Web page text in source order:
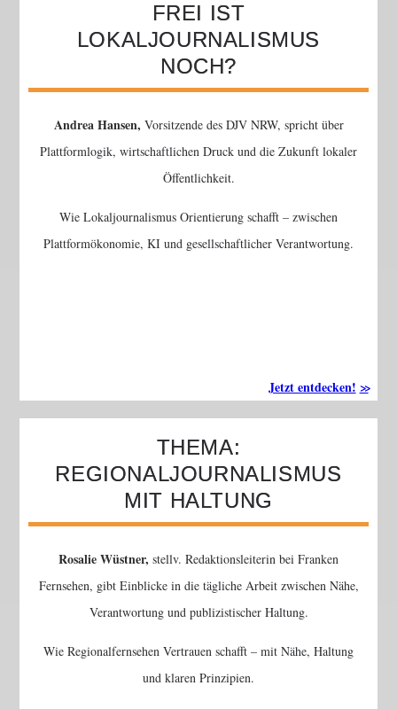
FREI IST
LOKALJOURNALISMUS
NOCH?
Andrea Hansen, Vorsitzende des DJV NRW, spricht über
Plattformlogik, wirtschaftlichen Druck und die Zukunft lokaler
Öffentlichkeit.
Wie Lokaljournalismus Orientierung schafft – zwischen
Plattformökonomie, KI und gesellschaftlicher Verantwortung.
Jetzt entdecken!
THEMA:
REGIONALJOURNALISMUS
MIT HALTUNG
Rosalie Wüstner, stellv. Redaktionsleiterin bei Franken
Fernsehen, gibt Einblicke in die tägliche Arbeit zwischen Nähe,
Verantwortung und publizistischer Haltung.
Wie Regionalfernsehen Vertrauen schafft – mit Nähe, Haltung
und klaren Prinzipien.